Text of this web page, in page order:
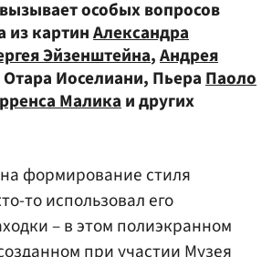
особых вопросов
из картинАлександра
Эйзенштейна,Андрея
Отара Иоселиани, ПьераПаоло
Маликаи других
формирование стиля
то использовал его
– в этом полиэкранном
при участии Музея